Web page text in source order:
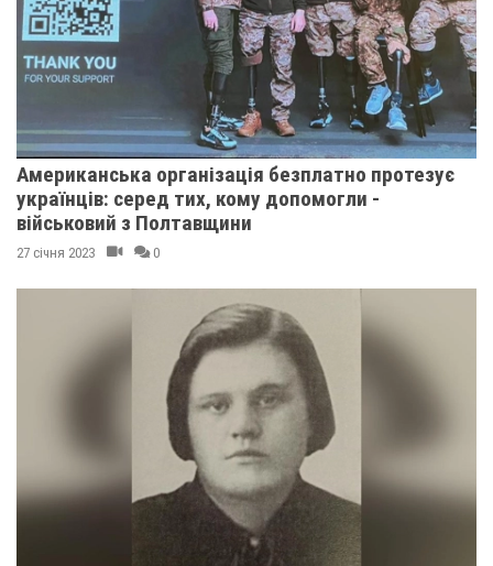
Американська організація безплатно протезує
українців: серед тих, кому допомогли -
військовий з Полтавщини
27 січня 2023 0